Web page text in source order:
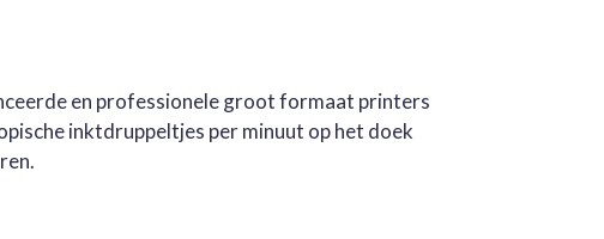
en professionele groot formaat printers
inktdruppeltjes per minuut op het doek